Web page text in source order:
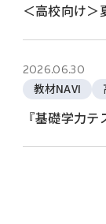
＜高校向け＞
2026.06.30
教材NAVI
『基礎学力